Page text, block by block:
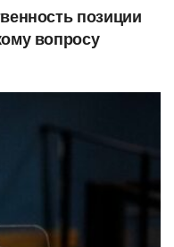
позиции
вопросу